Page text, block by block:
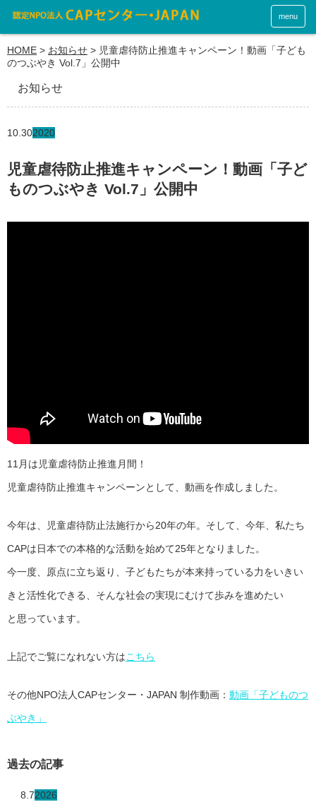
menu
HOME > お知らせ > 児童虐待防止推進キャンペーン！動画「子ども
のつぶやき Vol.7」公開中
お知らせ
10.302020
児童虐待防止推進キャンペーン！動画「子ど
ものつぶやき Vol.7」公開中
11月は児童虐待防止推進月間！
児童虐待防止推進キャンペーンとして、動画を作成しました。
今年は、児童虐待防止法施行から20年の年。そして、今年、私たち
CAPは日本での本格的な活動を始めて25年となりました。
今一度、原点に立ち返り、子どもたちが本来持っている力をいきい
きと活性化できる、そんな社会の実現にむけて歩みを進めたい
と思っています。
上記でご覧になれない方はこちら
その他NPO法人CAPセンター・JAPAN 制作動画： 動画「子どものつ
ぶやき」
過去の記事
8.72026